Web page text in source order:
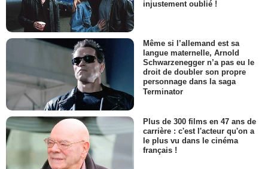
injustement oublié !
Même si l’allemand est sa
langue maternelle, Arnold
Schwarzenegger n’a pas eu le
droit de doubler son propre
personnage dans la saga
Terminator
Plus de 300 films en 47 ans de
carrière : c'est l'acteur qu'on a
le plus vu dans le cinéma
français !